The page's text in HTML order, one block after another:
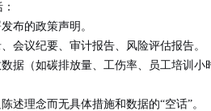
布的政策声明。
、会议纪要、审计报告、风险评估报告。
数据（如碳排放量、工伤率、员工培训
陈述理念而无具体措施和数据的“空话”。